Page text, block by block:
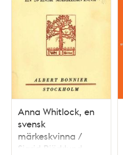
Anna Whitlock, en
svensk
märkeskvinna /
Sigrid Björklund